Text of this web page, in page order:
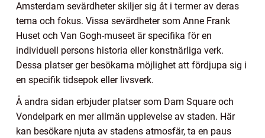
Amsterdam sevärdheter skiljer sig åt i termer av deras
tema och fokus. Vissa sevärdheter som Anne Frank
Huset och Van Gogh-museet är specifika för en
individuell persons historia eller konstnärliga verk.
Dessa platser ger besökarna möjlighet att fördjupa sig i
en specifik tidsepok eller livsverk.
Å andra sidan erbjuder platser som Dam Square och
Vondelpark en mer allmän upplevelse av staden. Här
kan besökare njuta av stadens atmosfär, ta en paus